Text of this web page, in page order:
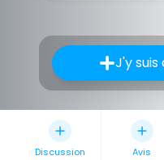
J'y suis
Discussion Avis